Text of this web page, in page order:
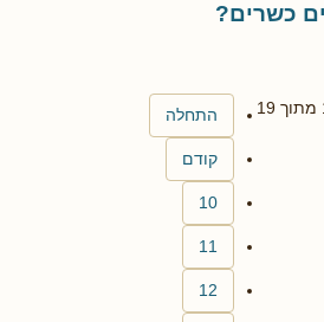
כשרים?
התחלה
קודם
10
11
12